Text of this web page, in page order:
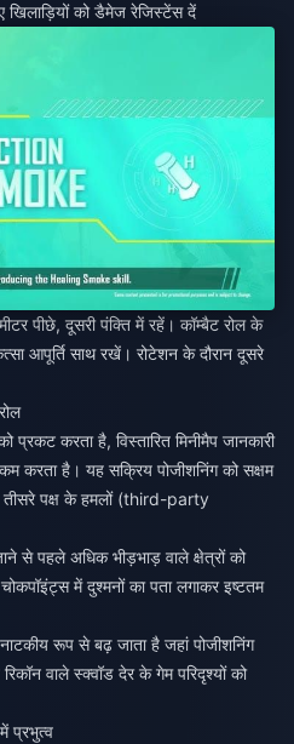
खिलाड़ियों को डैमेज रेजिस्टेंस दें
पीछे, दूसरी पंक्ति में रहें। कॉम्बैट रोल के
आपूर्ति साथ रखें। रोटेशन के दौरान दूसरे
प्रकट करता है, विस्तारित मिनीमैप जानकारी
करता है। यह सक्रिय पोजीशनिंग को सक्षम
तीसरे पक्ष के हमलों (third-party
से पहले अधिक भीड़भाड़ वाले क्षेत्रों को
में दुश्मनों का पता लगाकर इष्टतम
रूप से बढ़ जाता है जहां पोजीशनिंग
रिकॉन वाले स्क्वॉड देर के गेम परिदृश्यों को
प्रभुत्व